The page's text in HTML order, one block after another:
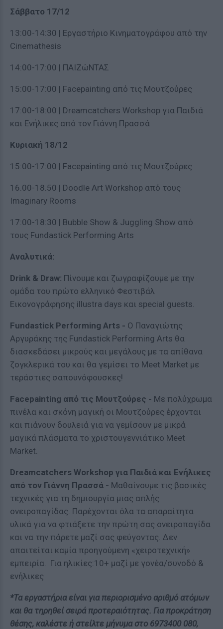
Σάββατο 17/12
13:00-14:30 | Eργαστήριο Κινηματογράφου από την
Cinemathesis
14:00-17:00 | ΠΑΙΖώΝΤΑΣ
15:00-17:00 | Facepainting από τις Μουτζούρες
17:00-18:00 | Dreamcatchers Workshop για Παιδιά
και Ενήλικες από τον Γιάννη Πρασσά
Κυριακή 18/12
15:00-17:00 | Facepainting από τις Μουτζούρες
16.00-18.50 | Doodle Art Workshop από τους
Imaginary Rooms
17:00-18:30 | Bubble Show & Juggling Show από
τους Fundastick Performing Arts
Αναλυτικά:
Drink & Draw: Πίνουμε και ζωγραφίζουμε με την
ομάδα του πρώτο ελληνικό Φεστιβάλ
Εικονογράφησης illustra days και special guests.
Fundastick Performing Arts - Ο Παναγιώτης
Αργυράκης της Fundastick Performing Arts θα
διασκεδάσει μικρούς και μεγάλους με τα απίθανα
ζογκλερικά του και θα γεμίσει το Meet Market με
τεράστιες σαπουνόφουσκες!
Facepainting από τις Μουτζούρες - Με πολύχρωμα
πινέλα και σκόνη μαγική οι Μουτζούρες έρχονται
και πιάνουν δουλειά για να γεμίσουν με μικρά
μαγικά πλάσματα το χριστουγεννιάτικο Meet
Market.
Dreamcatchers Workshop για Παιδιά και Ενήλικες
από τον Γιάννη Πρασσά - Μαθαίνουμε τις βασικές
τεχνικές για τη δημιουργία μιας απλής
ονειροπαγίδας. Παρέχονται όλα τα απαραίτητα
υλικά για να φτιάξετε την πρώτη σας ονειροπαγίδα
και να την πάρετε μαζί σας φεύγοντας. Δεν
απαιτείται καμία προηγούμενη «χειροτεχνική»
εμπειρία. Για ηλικίες:10+ μαζί με γονέα/συνοδό &
ενήλικες
*Τα εργαστήρια είναι για περιορισμένο αριθμό ατόμων
και θα τηρηθεί σειρά προτεραιότητας. Για προκράτηση
θέσης, καλέστε ή στείλτε μήνυμα στο 6973400 080,